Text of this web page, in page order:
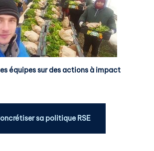
équipes sur des actions à impact
sa politique RSE